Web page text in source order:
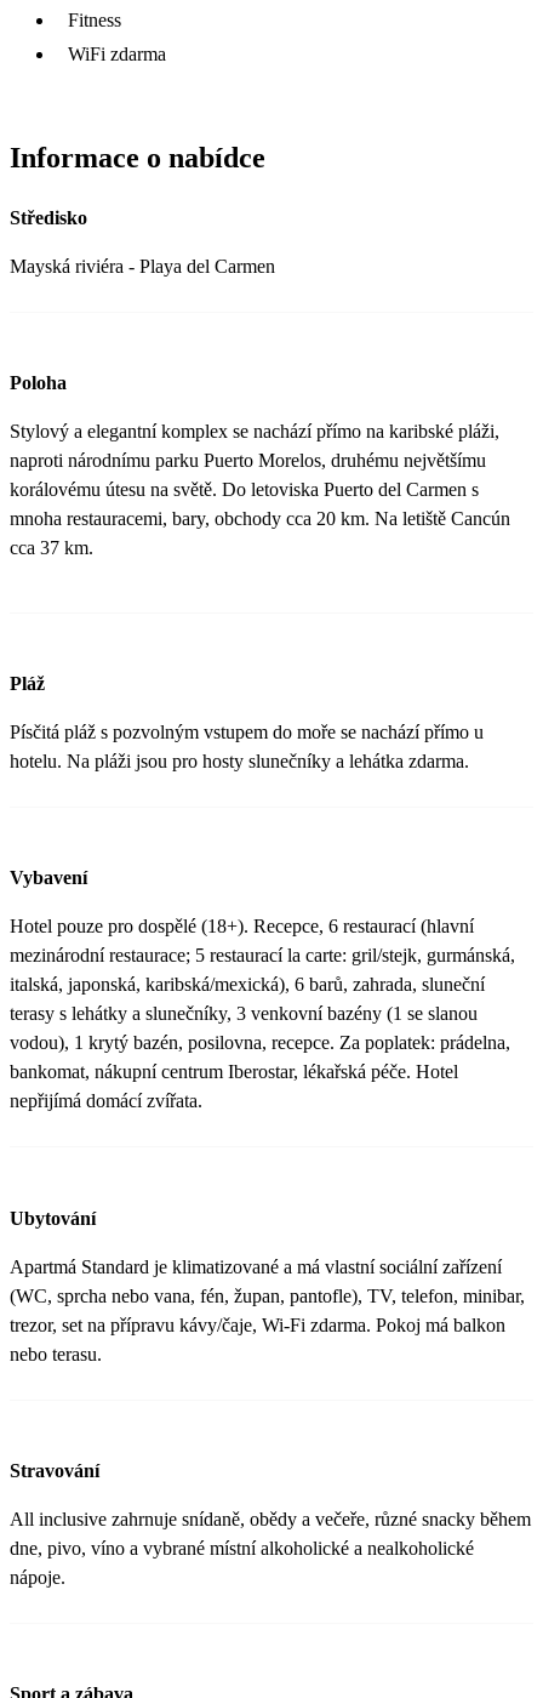
Fitness
WiFi zdarma
Informace o nabídce
Středisko
Mayská riviéra - Playa del Carmen
Poloha
Stylový a elegantní komplex se nachází přímo na karibské pláži,
naproti národnímu parku Puerto Morelos, druhému největšímu
korálovému útesu na světě. Do letoviska Puerto del Carmen s
mnoha restauracemi, bary, obchody cca 20 km. Na letiště Cancún
cca 37 km.
Pláž
Písčitá pláž s pozvolným vstupem do moře se nachází přímo u
hotelu. Na pláži jsou pro hosty slunečníky a lehátka zdarma.
Vybavení
Hotel pouze pro dospělé (18+). Recepce, 6 restaurací (hlavní
mezinárodní restaurace; 5 restaurací la carte: gril/stejk, gurmánská,
italská, japonská, karibská/mexická), 6 barů, zahrada, sluneční
terasy s lehátky a slunečníky, 3 venkovní bazény (1 se slanou
vodou), 1 krytý bazén, posilovna, recepce. Za poplatek: prádelna,
bankomat, nákupní centrum Iberostar, lékařská péče. Hotel
nepřijímá domácí zvířata.
Ubytování
Apartmá Standard je klimatizované a má vlastní sociální zařízení
(WC, sprcha nebo vana, fén, župan, pantofle), TV, telefon, minibar,
trezor, set na přípravu kávy/čaje, Wi-Fi zdarma. Pokoj má balkon
nebo terasu.
Stravování
All inclusive zahrnuje snídaně, obědy a večeře, různé snacky během
dne, pivo, víno a vybrané místní alkoholické a nealkoholické
nápoje.